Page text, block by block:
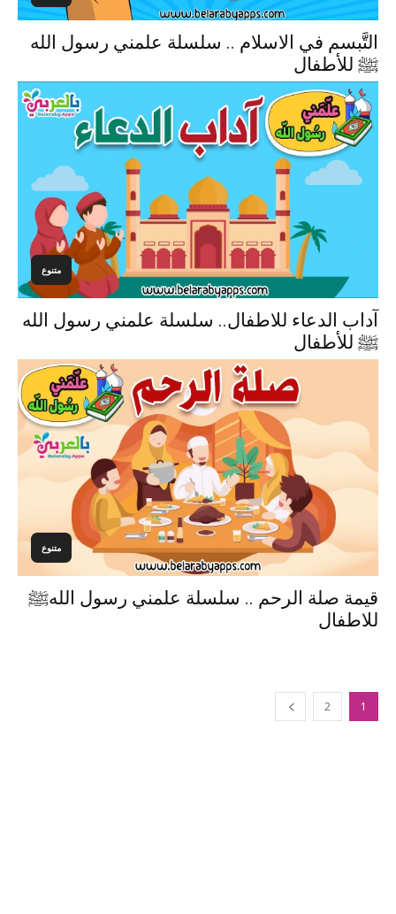
التَّبسم في الاسلام .. سلسلة علمني رسول الله
ﷺ للأطفال
متنوع
آداب الدعاء للاطفال.. سلسلة علمني رسول الله
ﷺ للأطفال
متنوع
قيمة صلة الرحم .. سلسلة علمني رسول اللهﷺ
للاطفال
1
2